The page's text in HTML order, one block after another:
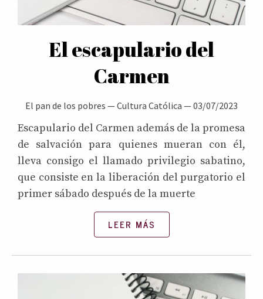
El escapulario del
Carmen
El pan de los pobres —Cultura Católica —03/07/2023
Escapulario del Carmen además de la promesa
de salvación para quienes mueran con él,
lleva consigo el llamado privilegio sabatino,
que consiste en la liberación del purgatorio el
primer sábado después de la muerte
LEER MÁS